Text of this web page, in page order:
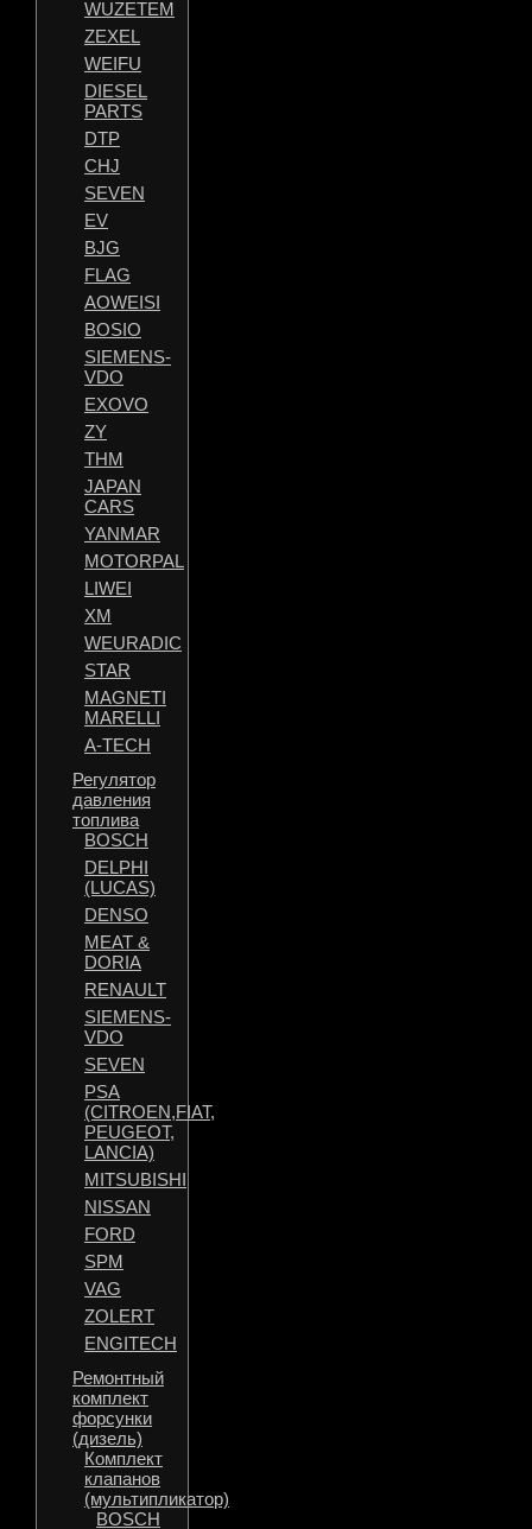
WUZETEM
ZEXEL
WEIFU
DIESEL
PARTS
DTP
CHJ
SEVEN
EV
BJG
FLAG
AOWEISI
BOSIO
SIEMENS-
VDO
EXOVO
ZY
THM
JAPAN
CARS
YANMAR
MOTORPAL
LIWEI
XM
WEURADIC
STAR
MAGNETI
MARELLI
A-TECH
Регулятор
давления
топлива
BOSCH
DELPHI
(LUCAS)
DENSO
MEAT &
DORIA
RENAULT
SIEMENS-
VDO
SEVEN
PSA
(CITROEN,FIAT,
PEUGEOT,
LANCIA)
MITSUBISHI
NISSAN
FORD
SPM
VAG
ZOLERT
ENGITECH
Ремонтный
комплект
форсунки
(дизель)
Комплект
клапанов
(мультипликатор)
BOSCH